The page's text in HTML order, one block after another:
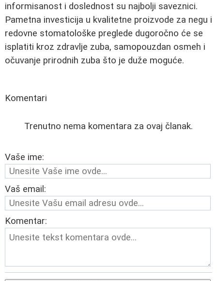
informisanost i doslednost su najbolji saveznici.
Pametna investicija u kvalitetne proizvode za negu i
redovne stomatološke preglede dugoročno će se
isplatiti kroz zdravlje zuba, samopouzdan osmeh i
očuvanje prirodnih zuba što je duže moguće.
Komentari
Trenutno nema komentara za ovaj članak.
Vaše ime:
Vaš email:
Komentar: